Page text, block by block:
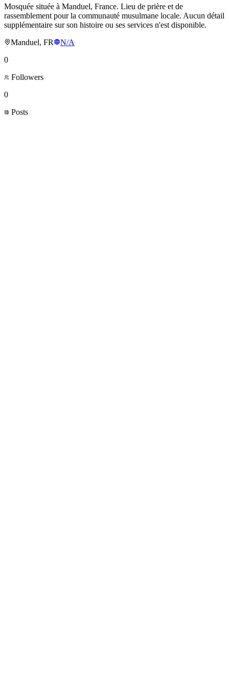
Mosquée située à Manduel, France. Lieu de prière et de
rassemblement pour la communauté musulmane locale. Aucun détail
supplémentaire sur son histoire ou ses services n'est disponible.
Manduel, FR
N/A
0
Followers
0
Posts